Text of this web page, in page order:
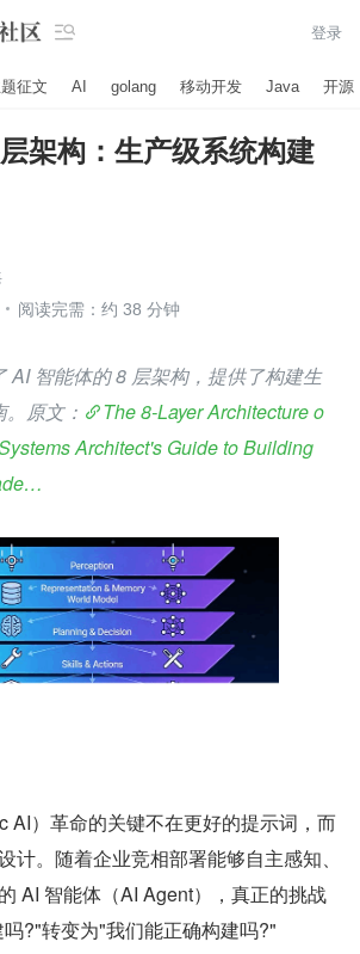
 登录
征文 AI golang 移动开发 Java 开源
架构：生产级系统构建
阅读完需：约 38 分钟
AI 智能体的 8 层架构，提供了构建生
原文：
The 8-Layer Architecture o
Architect's Guide to Building
AI）革命的关键不在更好的提示词，而
计。随着企业竞相部署能够自主感知、
AI 智能体（AI Agent），真正的挑战
?"转变为"我们能正确构建吗?"